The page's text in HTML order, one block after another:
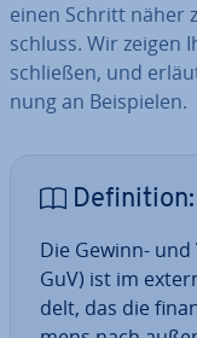
einen Schritt näher
schluss. Wir zeigen
schlie­ßen, und
nung an Bei­spie­len.
De­fi­ni­ti­on:
Die Gewinn-
GuV) ist im
delt, das die